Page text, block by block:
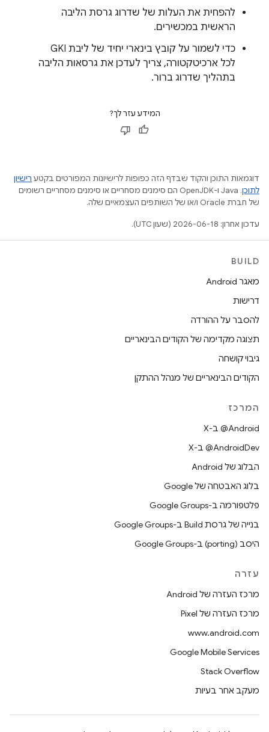
להפחית את העלות של שדרוג גרסת הליבה
הראשית במכשירים.
כדי לשמור על קובץ בינארי יחיד של ליבת GKI
לכל ארכיטקטורה, צריך לעדכן את גרסאות הליבה
בתהליך שדרוג ברור.
המידע עזר לך?
דוגמאות התוכן והקוד שבדף הזה כפופות לרישיונות המפורטים בקטע רישיון
לתוכן
.‏ Java ו-OpenJDK הם סימנים מסחריים או סימנים מסחריים רשומים
של חברת Oracle ו/או של השותפים העצמאיים שלה.
עדכון אחרון: 2026-06-18 (שעון UTC).
BUILD
מאגר Android
דרישות
להסבר על ההורדה
תצוגה מקדימה של הקודים הבינאריים
גיבוי קושחה
הקודים הבינאריים של מנהל ההתקן
המרכז
‫‎@Android ב-X
‫‎@AndroidDev ב-X
הבלוג של Android
בלוג האבטחה של Google
פלטפורמה ב-Google Groups
בנייה של גרסת Build ב-Google Groups
היסב (porting) ב-Google Groups
עזרה
מרכז העזרה של Android
מרכז העזרה של Pixel
www.android.com
Google Mobile Services
Stack Overflow
מעקב אחר בעיות